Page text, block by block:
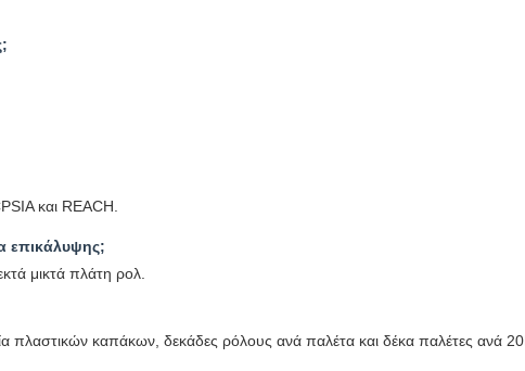
και REACH.
επικάλυψης;
μικτά πλάτη ρολ.
πλαστικών καπάκων, δεκάδες ρόλους ανά παλέτα και δέκα παλέτες ανά